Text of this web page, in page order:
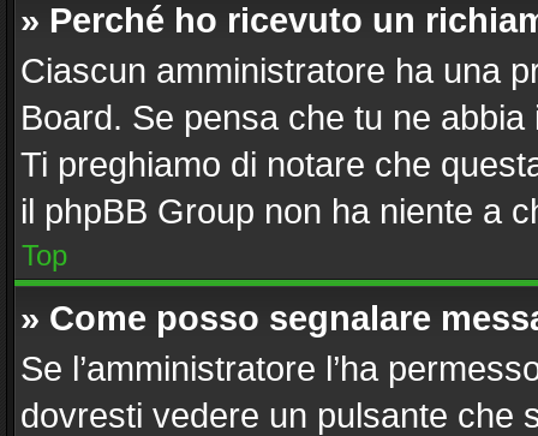
» Perché ho ricevuto un
Ciascun amministratore ha una
Board. Se pensa che tu ne
Ti preghiamo di notare che
il phpBB Group non ha niente a
Top
» Come posso segnalare
Se l’amministratore l’ha
dovresti vedere un pulsante che